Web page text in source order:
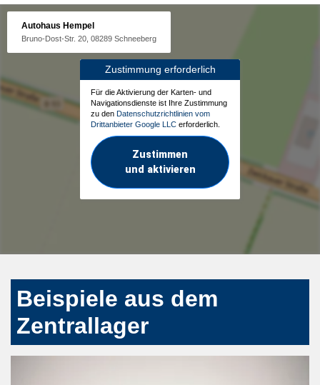
Autohaus Hempel
Bruno-Dost-Str. 20, 08289 Schneeberg
Zustimmung erforderlich
Für die Aktivierung der Karten- und
Navigationsdienste ist Ihre Zustimmung
zu den Datenschutzrichtlinien vom
Drittanbieter Google LLC erforderlich.
Zustimmen
und aktivieren
Beispiele aus dem
Zentrallager